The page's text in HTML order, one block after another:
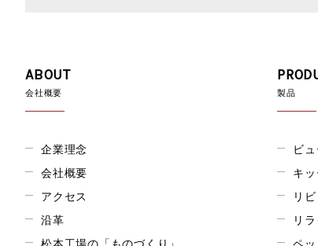
ABOUT
会社概要
企業理念
会社概要
アクセス
沿革
製品
ビ
キ
リ
リ